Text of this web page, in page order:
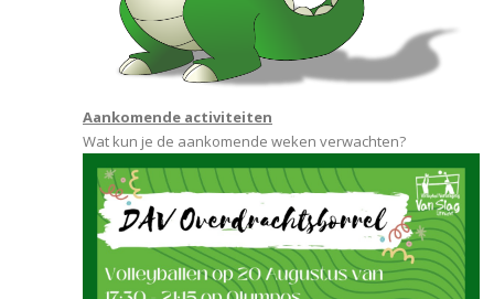
Aankomende activiteiten
Wat kun je de aankomende weken verwachten?